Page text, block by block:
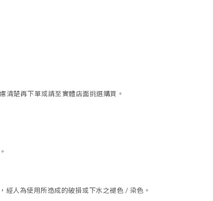
清楚再下單或請至實體店面挑選購買。
。
人為使用所造成的破損或下水之褪色 / 染色。